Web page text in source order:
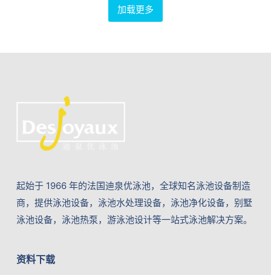
加载更多
起始于 1966 年的法国迪泉优泳池，全球知名泳池设备制造
商，提供泳池设备，泳池水处理设备，泳池净化设备，别墅
泳池设备，泳池热泵，游泳池设计等一站式泳池解决方案。
资料下载